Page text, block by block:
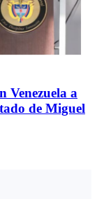
Venezuela a
de Miguel